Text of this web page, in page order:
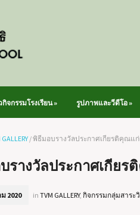
จกรรมโรงเรียน» รูปภาพและวีดีโอ »
/พิธีมอบรางวัลประกาศเกียรติคุณแก่เ
รางวัลประกาศเกียร
2020 in TVM GALLERY, กิจกรรมกลุ่มสาระ